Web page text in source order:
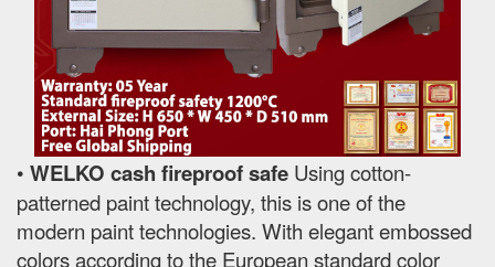
• WELKO cash fireproof safe Using cotton-
patterned paint technology, this is one of the
modern paint technologies. With elegant embossed
colors according to the European standard color